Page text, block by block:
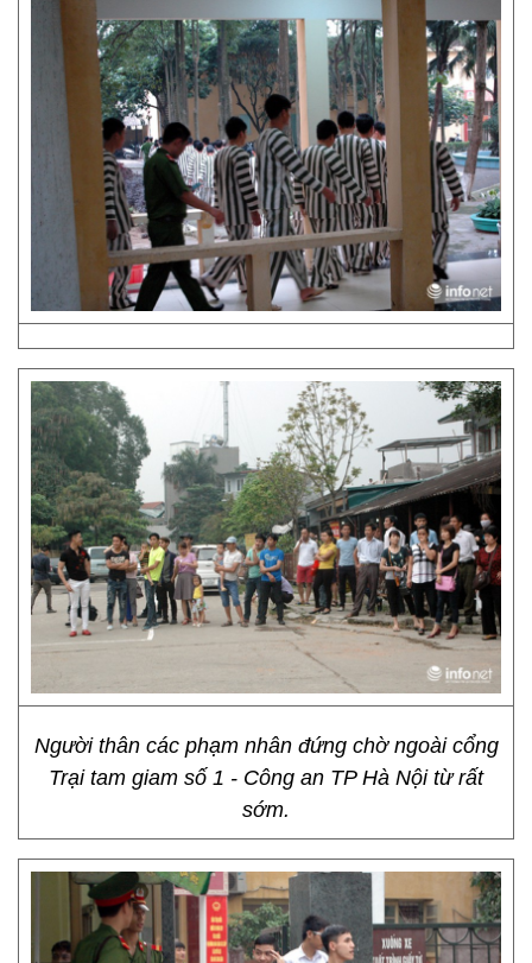
Người thân các phạm nhân đứng chờ ngoài cổng
Trại tam giam số 1 - Công an TP Hà Nội từ rất
sớm.